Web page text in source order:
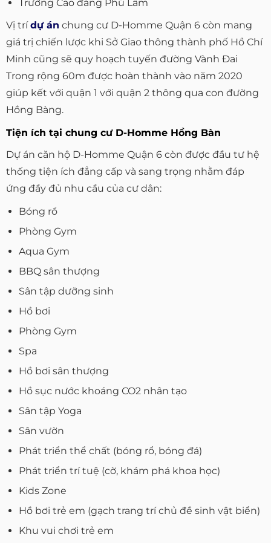
Trường Cao đẳng Phú Lâm
Vị trídự án chung cư D-Homme Quận 6 còn mang
giá trị chiến lược khi Sở Giao thông thành phố Hồ Chí
Minh cũng sẽ quy hoạch tuyến đường Vành Đai
Trong rộng 60m được hoàn thành vào năm 2020
giúp kết với quận 1 với quận 2 thông qua con đường
Hồng Bàng.
Tiện ích tại chung cư D-Homme Hồng Bàn
Dự án căn hộ D-Homme Quận 6 còn được đầu tư hệ
thống tiện ích đẳng cấp và sang trọng nhằm đáp
ứng đầy đủ nhu cầu của cư dân:
Bóng rổ
Phòng Gym
Aqua Gym
BBQ sân thượng
Sân tập dưỡng sinh
Hồ bơi
Phòng Gym
Spa
Hồ bơi sân thượng
Hồ sục nước khoáng CO2 nhân tạo
Sân tập Yoga
Sân vườn
Phát triển thể chất (bóng rổ, bóng đá)
Phát triển trí tuệ (cờ, khám phá khoa học)
Kids Zone
Hồ bơi trẻ em (gạch trang trí chủ đề sinh vật biển)
Khu vui chơi trẻ em